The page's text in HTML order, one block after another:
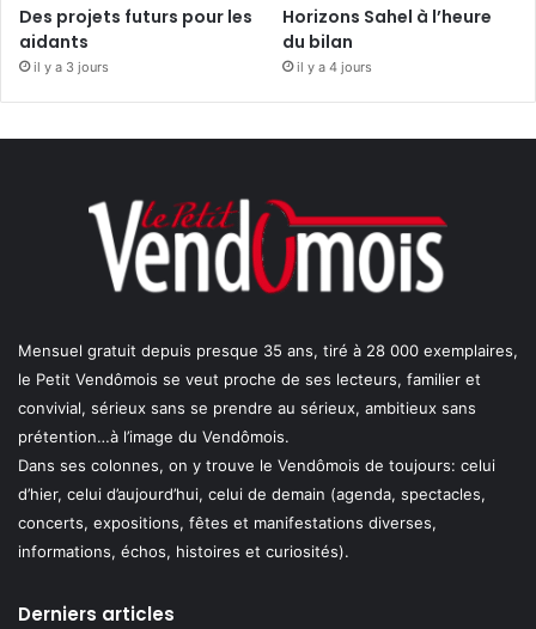
Des projets futurs pour les
aidants
il y a 3 jours
Horizons Sahel à l’heure
du bilan
il y a 4 jours
Mensuel gratuit depuis presque 35 ans, tiré à 28 000 exemplaires,
le Petit Vendômois se veut proche de ses lecteurs, familier et
convivial, sérieux sans se prendre au sérieux, ambitieux sans
prétention…à l’image du Vendômois.
Dans ses colonnes, on y trouve le Vendômois de toujours: celui
d’hier, celui d’aujourd’hui, celui de demain (agenda, spectacles,
concerts, expositions, fêtes et manifestations diverses,
informations, échos, histoires et curiosités).
Derniers articles